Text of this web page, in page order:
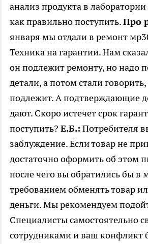
анализ продукта в
как правильно поступить.Про
января мы отдали в ремонт
Техника на гарантии. Нам
он подлежит ремонту, но надо
детали, а потом стали
подлежит. А подтверждающие
дают. Скоро истечет срок
поступить? Е.Б.: Потребителя
заблуждение. Если товар не
достаточно оформить об этом
после чего вы обратились бы в
требованием обменять товар
деньги. Мы рекомендуем
Специалисты самостоятельно
сотрудниками и ваш конфликт